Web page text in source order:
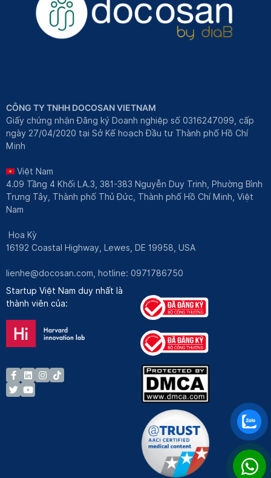
CÔNG TY TNHH DOCOSAN VIETNAM
Giấy chứng nhận Đăng ký Doanh nghiệp số 0316247099, cấp
ngày 27/04/2020 tại Sở Kế hoạch Đầu tư Thành phố Hồ Chí
Minh
Việt Nam
4.09 Tầng 4 Khối LA.3, 381-383 Nguyễn Duy Trinh, Phường Bình
Trưng Tây, Thành phố Thủ Đức, Thành phố Hồ Chí Minh, Việt
Nam
Hoa Kỳ
16192 Coastal Highway, Lewes, DE 19958, USA
lienhe@docosan.com , hotline: 0971786750
Startup Việt Nam duy nhất là
thành viên của: